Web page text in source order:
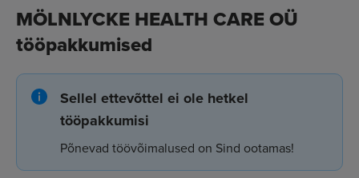
MÖLNLYCKE HEALTH CARE OÜ
tööpakkumised
Sellel ettevõttel ei ole hetkel
tööpakkumisi
Põnevad töövõimalused on Sind ootamas!